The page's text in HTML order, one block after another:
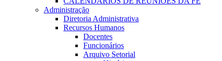
Administração
Diretoria Administrativa
Recursos Humanos
Docentes
Funcionários
Arquivo Setorial